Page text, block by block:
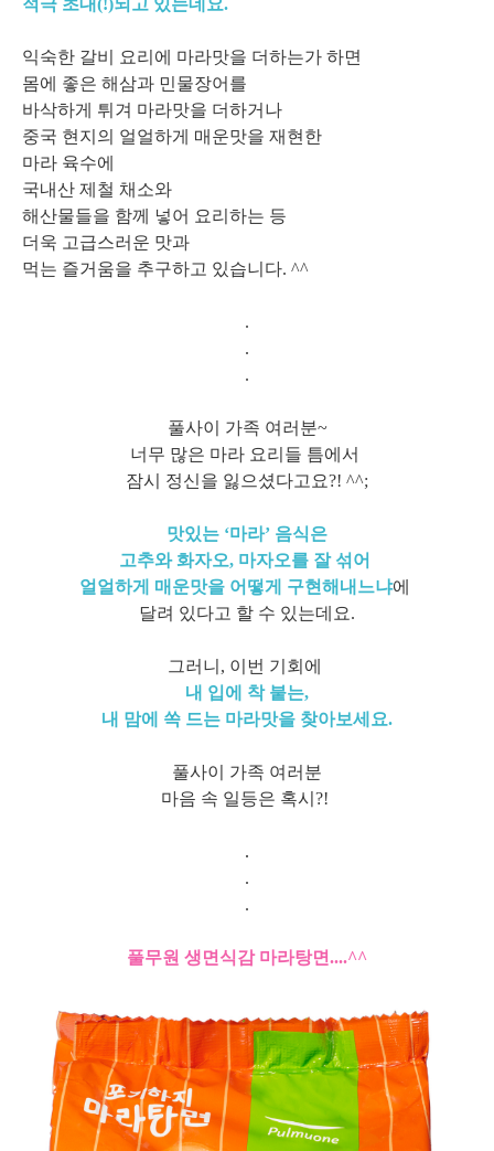
적극 초대(!)되고 있는데요.
익숙한 갈비 요리에 마라맛을 더하는가 하면
몸에 좋은 해삼과 민물장어를
바삭하게 튀겨 마라맛을 더하거나
중국 현지의 얼얼하게 매운맛을 재현한
마라 육수에
국내산 제철 채소와
해산물들을 함께 넣어 요리하는 등
더욱 고급스러운 맛과
먹는 즐거움을 추구하고 있습니다. ^^
.
.
.
풀사이 가족 여러분~
너무 많은 마라 요리들 틈에서
잠시 정신을 잃으셨다고요?! ^^;
맛있는 ‘마라’ 음식은
고추와 화자오, 마자오를 잘 섞어
얼얼하게 매운맛을 어떻게 구현해내느냐에
달려 있다고 할 수 있는데요.
그러니, 이번 기회에
내 입에 착 붙는,
내 맘에 쏙 드는 마라맛을 찾아보세요.
풀사이 가족 여러분
마음 속 일등은 혹시?!
.
.
.
풀무원 생면식감 마라탕면....^^